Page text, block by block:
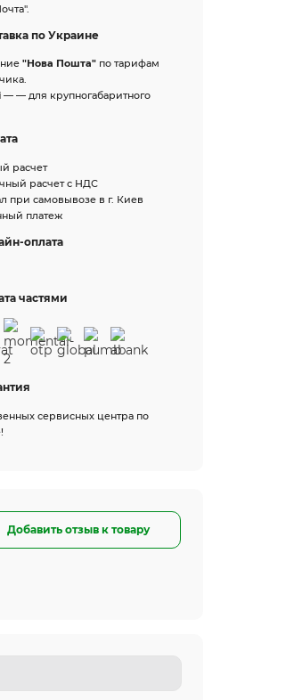
по Украине
"Нова Пошта" по тарифам
— — для крупногабаритного
расчет
расчет с НДС
при самовывозе в г. Киев
платеж
оплата
частями
сервисных центра по
Добавить отзыв к товару